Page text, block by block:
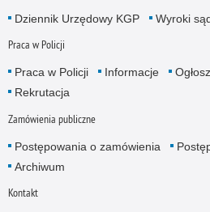
Dziennik Urzędowy KGP Wyroki
Praca w Policji
Praca w Policji Informacje
Rekrutacja
Zamówienia publiczne
Postępowania o zamówienia
Archiwum
Kontakt